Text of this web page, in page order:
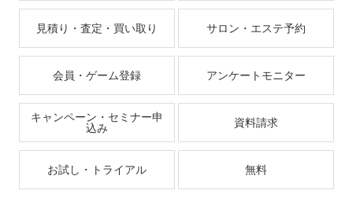
見積り・査定・買い取り サロン・エステ予約
会員・ゲーム登録 アンケートモニター
キャンペーン・セミナー申
込み
資料請求
お試し・トライアル 無料